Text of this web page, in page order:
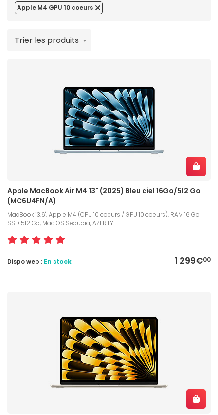
Apple M4 GPU 10 coeurs
Trier les produits
Apple MacBook Air M4 13" (2025) Bleu ciel 16Go/512 Go
(MC6U4FN/A)
MacBook 13.6", Apple M4 (CPU 10 coeurs / GPU 10 coeurs), RAM 16 Go,
SSD 512 Go, Mac OS Sequoia, AZERTY
1 299€00
Dispo web : En stock